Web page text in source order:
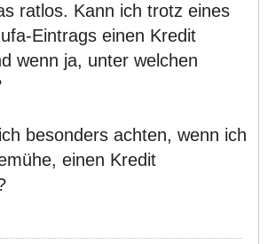
ratlos. Kann ich trotz eines
Eintrags einen Kredit
wenn ja, unter welchen
besonders achten, wenn ich
einen Kredit